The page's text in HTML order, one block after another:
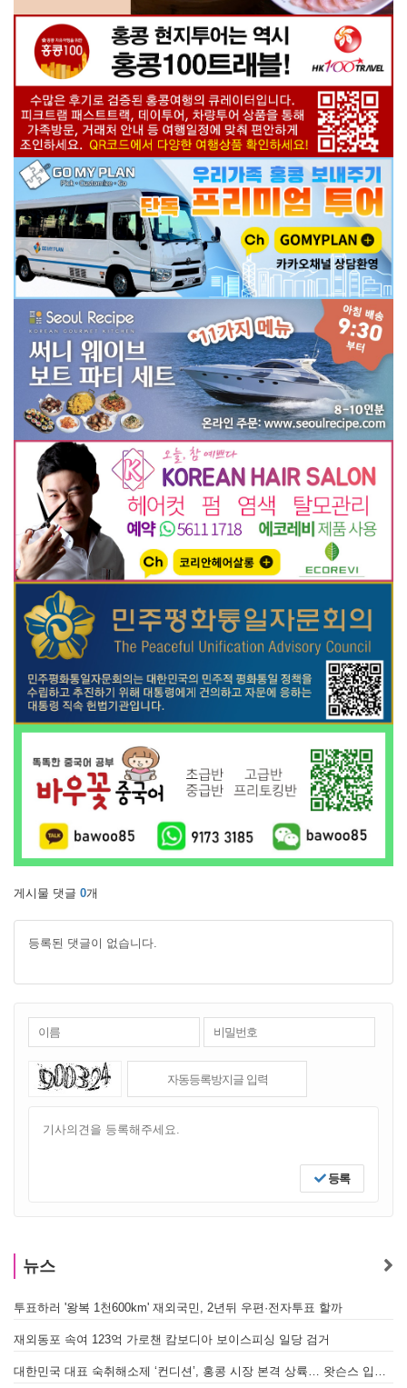
게시물 댓글 0개
등록된 댓글이 없습니다.
등록
뉴스
투표하러 '왕복 1천600km' 재외국민, 2년뒤 우편·전자투표 할까
재외동포 속여 123억 가로챈 캄보디아 보이스피싱 일당 검거
대한민국 대표 숙취해소제 ‘컨디션’, 홍콩 시장 본격 상륙… 왓슨스 입점 기념 할인 행사 진행